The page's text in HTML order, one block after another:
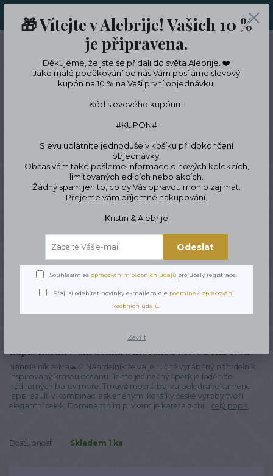
LIMITKÁCH
CZK
Hledat
ŠPERKY Náhrdelníky Náhrdelník želva
Náhrdelník želva
Lapis Lazuli Náhrdelník s mořskou želvou Karetou
Náhrdelník želva🐢📿 Náhrdelník želva je ručně vyráběný náhrdelník
inspirovaný krásou oceánu. Tento jedinečný šperk je laděn do
nádherných barev moře. Tmavě modrá barva polodrahokamene
lapis lazuli v kombinaci s skleněnými korálky české výroby tvoří
elegantní celek. Dominantním prvkem je kareta z chi... celý popis
Dostupnost Skladem 1 ks
🎁 Vítejte v Alebrije! Vašich 10 %
je připravena.
Děkujeme, že jste se přidali do světa Alebrije. ❤️
Jako malé poděkování od nás Vám posíláme slevový
kupón na 10 % na Vaši první objednávku.
Kód slevového kupónu :
#KUPON#
Slevu uplatníte jednoduše v košíku při dokončení
objednávky.
Občas vám také pošleme informace o nových kolekcích,
limitovaných edicích nebo akcích.
Žádný spam jen to, co by Vás opravdu mohlo zajímat.
Přejeme vám příjemné nakupování.
Kristin & Alebrije
Odeslat
Souhlasím se zpracováním osobních údajů pro účely registrace.
Přeji si odebírat novinky e-mailem dle podmínek zpracování
osobních údajů.
Zavřít